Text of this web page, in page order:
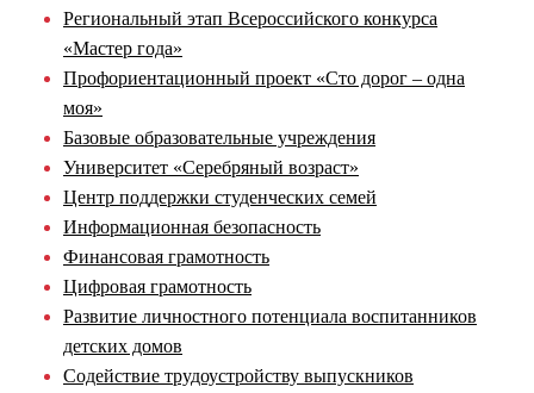
Региональный этап Всероссийского конкурса
«Мастер года»
Профориентационный проект «Сто дорог – одна
моя»
Базовые образовательные учреждения
Университет «Серебряный возраст»
Центр поддержки студенческих семей
Информационная безопасность
Финансовая грамотность
Цифровая грамотность
Развитие личностного потенциала воспитанников
детских домов
Содействие трудоустройству выпускников